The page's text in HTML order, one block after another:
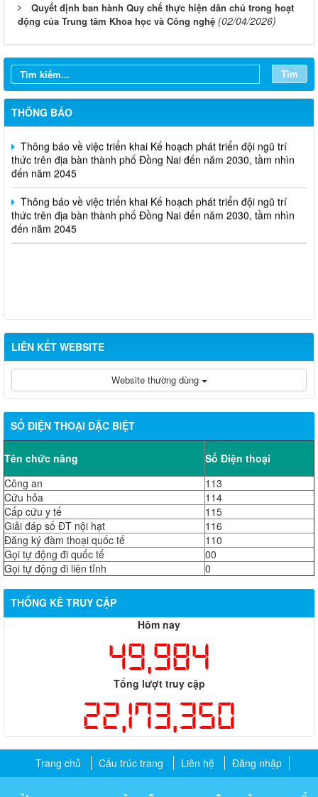
Quyết định ban hành Quy chế thực hiện dân chủ trong hoạt
động của Trung tâm Khoa học và Công nghệ (02/04/2026)
Tìm
THÔNG BÁO
Thông báo Tuyển chọn tổ chức và cá nhân chủ trì thực hiện
nhiệm vụ khoa học và công nghệ cấp thành phố sử dụng ngân
sách nhà nước đặt hàng thực hiện năm 2026 (đợt 1) lần 3
Thông báo Kế hoạch mở hồ sơ tham gia Tuyển chọn tổ chức và
cá nhân chủ trì thực hiện nhiệm vụ khoa học và công nghệ thực
hiện năm 2026 (đợt 1) lần 2
Thông báo về việc triển khai Kế hoạch phát triển đội ngũ trí
thức trên địa bàn thành phố Đồng Nai đến năm 2030, tầm nhìn
đến năm 2045
Thông báo về việc triển khai Kế hoạch phát triển đội ngũ trí
thức trên địa bàn thành phố Đồng Nai đến năm 2030, tầm nhìn
đến năm 2045
LIÊN KẾT WEBSITE
Website thường dùng
SỐ ĐIỆN THOẠI ĐẶC BIỆT
Tên chức năng
Số Điện thoại
Công an
113
Cứu hỏa
114
Cấp cứu y tế
115
Giải đáp số ĐT nội hạt
116
Đăng ký đàm thoại quốc tế
110
Gọi tự động đi quốc tế
00
Gọi tự động đi liên tỉnh
0
THỐNG KÊ TRUY CẬP
Hôm nay
49,984
Tổng lượt truy cập
22,173,350
Trang chủ Cấu trúc trang Liên hệ Đăng nhập